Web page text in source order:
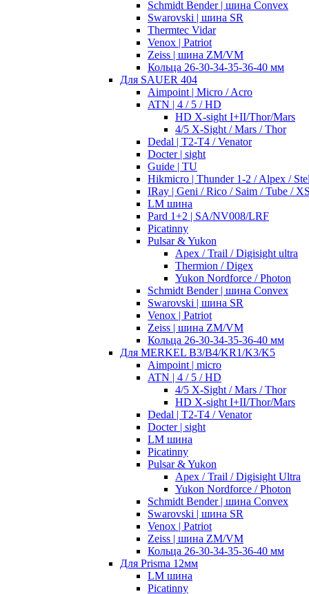
Schmidt Bender | шина Convex
Swarovski | шина SR
Thermtec Vidar
Venox | Patriot
Zeiss | шина ZM/VM
Кольца 26-30-34-35-36-40 мм
Для SAUER 404
Aimpoint | Micro / Acro
ATN | 4 / 5 / HD
HD X-sight I+II/Thor/Mars
4/5 X-Sight / Mars / Thor
Dedal | T2-T4 / Venator
Docter | sight
Guide | TU
Hikmicro | Thunder 1-2 / Alpex /
IRay | Geni / Rico / Saim / Tube /
LM шина
Pard 1+2 | SA/NV008/LRF
Picatinny
Pulsar & Yukon
Apex / Trail / Digisight ultra
Thermion / Digex
Yukon Nordforce / Photon
Schmidt Bender | шина Convex
Swarovski | шина SR
Venox | Patriot
Zeiss | шина ZM/VM
Кольца 26-30-34-35-36-40 мм
Для MERKEL B3/B4/KR1/K3/K5
Aimpoint | micro
ATN | 4 / 5 / HD
4/5 X-Sight / Mars / Thor
HD X-sight I+II/Thor/Mars
Dedal | T2-T4 / Venator
Docter | sight
LM шина
Picatinny
Pulsar & Yukon
Apex / Trail / Digisight Ultra
Yukon Nordforce / Photon
Schmidt Bender | шина Convex
Swarovski | шина SR
Venox | Patriot
Zeiss | шина ZM/VM
Кольца 26-30-34-35-36-40 мм
Для Prisma 12мм
LM шина
Picatinny